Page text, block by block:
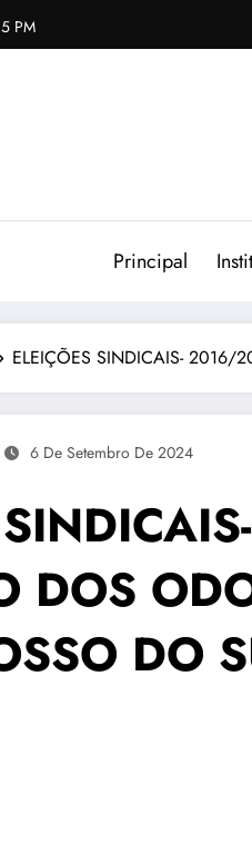
PM
Principal
ELEIÇÕES SINDICAIS- 2016/
6 De Setembro De 2024
DOS
DO